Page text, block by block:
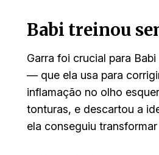
Babi treinou
Garra foi crucial para
— que ela usa para
inflamação no olho
tonturas, e descartou a
ela conseguiu